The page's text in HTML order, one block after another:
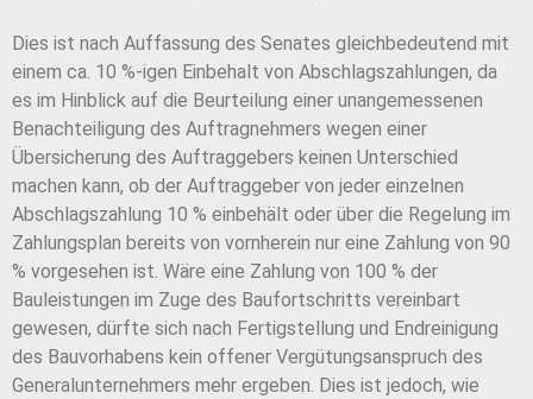
Dies ist nach Auffassung des Senates gleichbedeutend mit
einem ca. 10 %-igen Einbehalt von Abschlagszahlungen, da
es im Hinblick auf die Beurteilung einer unangemessenen
Benachteiligung des Auftragnehmers wegen einer
Übersicherung des Auftraggebers keinen Unterschied
machen kann, ob der Auftraggeber von jeder einzelnen
Abschlagszahlung 10 % einbehält oder über die Regelung im
Zahlungsplan bereits von vornherein nur eine Zahlung von 90
% vorgesehen ist. Wäre eine Zahlung von 100 % der
Bauleistungen im Zuge des Baufortschritts vereinbart
gewesen, dürfte sich nach Fertigstellung und Endreinigung
des Bauvorhabens kein offener Vergütungsanspruch des
Generalunternehmers mehr ergeben. Dies ist jedoch, wie